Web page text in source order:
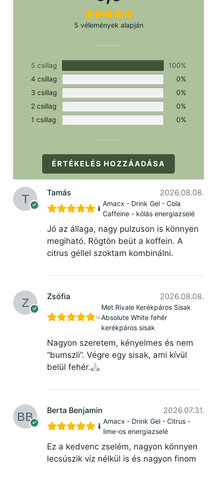
5 vélemények alapján
5 csillag
100%
4 csillag
0%
3 csillag
0%
2 csillag
0%
1 csillag
0%
ÉRTÉKELÉS HOZZÁADÁSA
Tamás 2026.08.08.
Amacx - Drink Gel - Cola
Caffeine - kólás energiazselé
Jó az állaga, nagy pulzuson is könnyen
megiható. Rögtön beüt a koffein. A
citrus géllel szoktam kombinálni.
Zsófia 2026.08.08.
Met Rivale Kerékpáros Sisak
Absolute White fehér
kerékpáros sisak
Nagyon szeretem, kényelmes és nem
“bumszli”. Végre egy sisak, ami kívül
belül fehér.
Berta Benjamin 2026.07.31.
Amacx - Drink Gel - Citrus -
lime-os energiazselé
Ez a kedvenc zselém, nagyon könnyen
lecsúszik víz nélkül is és nagyon finom